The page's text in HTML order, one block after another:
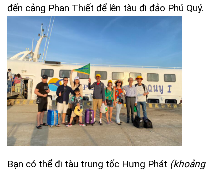
đến cảng Phan Thiết để lên tàu đi đảo Phú Quý.
Bạn có thể đi tàu trung tốc Hưng Phát (khoảng